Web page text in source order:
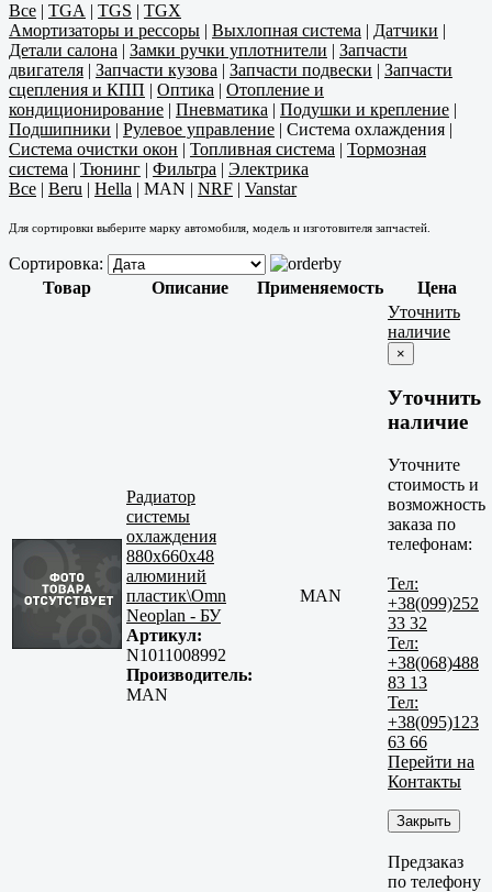
Все | TGA | TGS | TGX
Амортизаторы и рессоры | Выхлопная система | Датчики |
Детали салона | Замки ручки уплотнители | Запчасти
двигателя | Запчасти кузова | Запчасти подвески | Запчасти
сцепления и КПП | Оптика | Отопление и
кондиционирование | Пневматика | Подушки и крепление |
Подшипники | Рулевое управление | Система охлаждения |
Система очистки окон | Топливная система | Тормозная
система | Тюнинг | Фильтра | Электрика
Все | Beru | Hella | MAN | NRF | Vanstar
Для сортировки выберите марку автомобиля, модель и изготовителя запчастей.
Сортировка:
Товар
Описание Применяемость Цена
Радиатор
системы
охлаждения
880x660x48
алюминий
пластик\Omn
Neoplan - БУ
Артикул:
N1011008992
Производитель:
MAN
MAN
Уточнить
наличие
×
Уточнить
наличие
Уточните
стоимость и
возможность
заказа по
телефонам:
Тел:
+38(099)252
33 32
Тел:
+38(068)488
83 13
Тел:
+38(095)123
63 66
Перейти на
Контакты
Закрыть
Предзаказ
по телефону